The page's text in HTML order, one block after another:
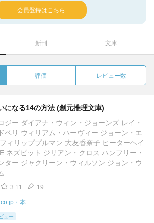
会員登録はこちら
新刊 文庫
評価 レビュー数
になる14の方法 (創元推理文庫)
ジー ダイアナ・ウィン・ジョーンズ レイ・
ベリ ウィリアム・ハーヴィー ジョーン・エ
ィリッププルマン 大友香奈子 ピーターヘイ
ネズビット ジリアン・クロス ハンフリー・
ター ジャクリーン・ウィルソン ジョン・ウ
3.11 19
・本
ュー